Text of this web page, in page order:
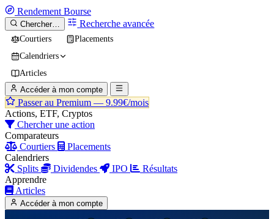
Rendement Bourse
Chercher… Recherche avancée
Courtiers
Placements
Calendriers
Articles
Accéder à mon compte
Passer au Premium — 9.99€/mois
Actions, ETF, Cryptos
Chercher une action
Comparateurs
Courtiers
Placements
Calendriers
Splits
Dividendes IPO
Résultats
Apprendre
Articles
Accéder à mon compte